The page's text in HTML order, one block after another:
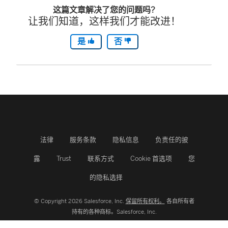
这篇文章解决了您的问题吗?
让我们知道，这样我们才能改进！
是 否
法律 服务条款 隐私信息 负责任的披
露 Trust 联系方式 Cookie 首选项 您
的隐私选择
© Copyright 2026 Salesforce, Inc. 保留所有权利。
各自所有者
持有的各种商标。Salesforce, Inc.